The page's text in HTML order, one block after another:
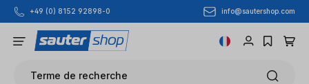
Passer au contenu principal
+49 (0) 8152 92898-0 info@sautershop.com
Terme de recherche